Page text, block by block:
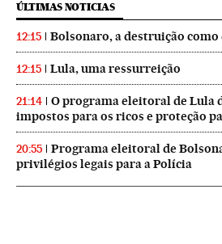
ÚLTIMAS NOTICIAS
12:15 Bolsonaro, a destruição
12:15 Lula, uma ressurreição
21:14
O programa eleitoral de Lula
impostos para os ricos e proteção
20:55
Programa eleitoral de
privilégios legais para a Polícia